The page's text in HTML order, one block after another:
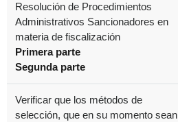
Resolución de Procedimientos
Administrativos Sancionadores en
materia de fiscalización
Primera parte
Segunda parte
Verificar que los métodos de
selección, que en su momento sean